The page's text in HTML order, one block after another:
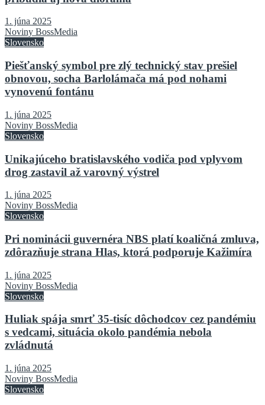
1. júna 2025
Noviny BossMedia
Slovensko
Piešťanský symbol pre zlý technický stav prešiel
obnovou, socha Barlolámača má pod nohami
vynovenú fontánu
1. júna 2025
Noviny BossMedia
Slovensko
Unikajúceho bratislavského vodiča pod vplyvom
drog zastavil až varovný výstrel
1. júna 2025
Noviny BossMedia
Slovensko
Pri nominácii guvernéra NBS platí koaličná zmluva,
zdôrazňuje strana Hlas, ktorá podporuje Kažimíra
1. júna 2025
Noviny BossMedia
Slovensko
Huliak spája smrť 35-tisíc dôchodcov cez pandémiu
s vedcami, situácia okolo pandémia nebola
zvládnutá
1. júna 2025
Noviny BossMedia
Slovensko